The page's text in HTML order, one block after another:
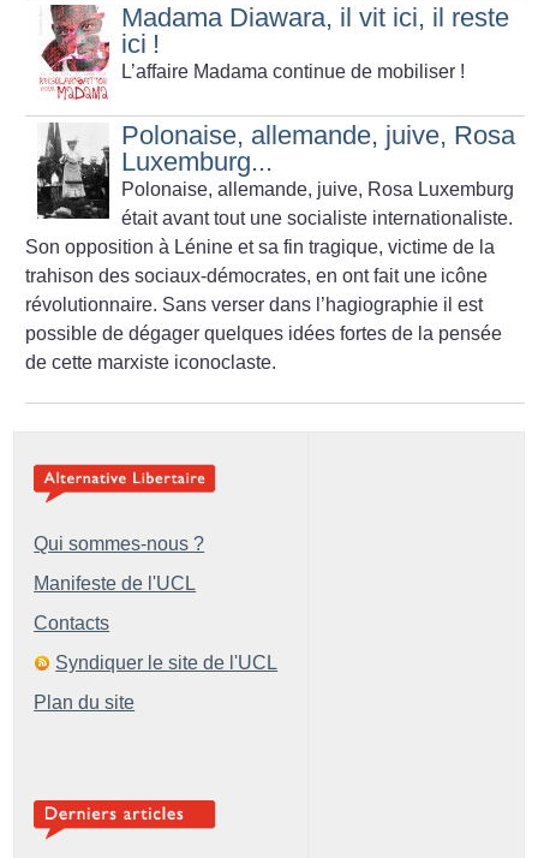
Madama Diawara, il vit ici, il reste
ici !
L’affaire Madama continue de mobiliser !
Polonaise, allemande, juive, Rosa
Luxemburg...
Polonaise, allemande, juive, Rosa Luxemburg
était avant tout une socialiste internationaliste.
Son opposition à Lénine et sa fin tragique, victime de la
trahison des sociaux-démocrates, en ont fait une icône
révolutionnaire. Sans verser dans l’hagiographie il est
possible de dégager quelques idées fortes de la pensée
de cette marxiste iconoclaste.
Qui sommes-nous ?
Manifeste de l'UCL
Contacts
Syndiquer le site de l'UCL
Plan du site